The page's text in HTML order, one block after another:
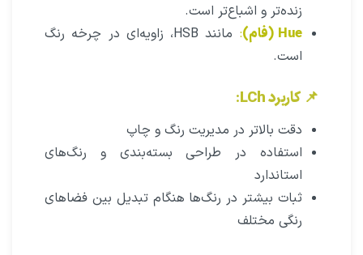
زنده‌تر و اشباع‌تر است.
Hue (فام)
:
مانند HSB، زاویه‌ای در چرخه رنگ
است.
📌کاربرد LCh :
دقت بالاتر در مدیریت رنگ و چاپ
استفاده در طراحی بسته‌بندی و رنگ‌های
استاندارد
ثبات بیشتر در رنگ‌ها هنگام تبدیل بین فضاهای
رنگی مختلف